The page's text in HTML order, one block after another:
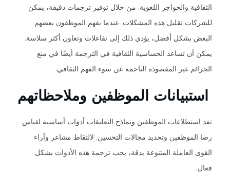
الثقافية والحواجز اللغوية. من خلال توفير ترجمات دقيقة، يمكن
للشركات تقليل هذه المشكلات. عندما يفهم الموظفون بعضهم
البعض بشكل أفضل، يؤدي ذلك إلى تفاعلات وتعاون أكثر سلاسة.
يمكن أن تساعد الحساسية الثقافية في الترجمة أيضًا في منع
الجرائم غير المقصودة الناجمة عن سوء الفهم الثقافي.
استبيانات الموظفين وملاحظاتهم
تعد استطلاعات الموظفين ونماذج التعليقات أدوات أساسية لقياس
رضا الموظفين وتحديد مجالات التحسين. لالتقاط مشاعر وآراء
القوى العاملة المتنوعة بدقة، يجب ترجمة هذه الأدوات بشكل
فعال.